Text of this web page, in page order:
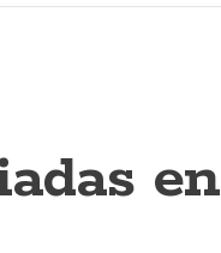
en